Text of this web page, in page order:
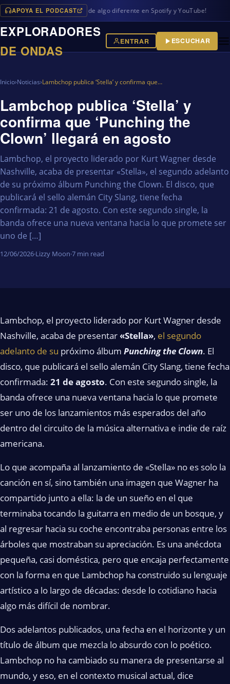
APOYA EL PODCAST
en iVoox, además de algo diferente en Spotify y YouTube!
EXPLORADORES
DE ONDAS
ENTRAR ESCUCHAR
Inicio›Noticias›Lambchop publica ‘Stella’ y confirma que…
Lambchop publica ‘Stella’ y
confirma que ‘Punching the
Clown’ llegará en agosto
Lambchop, el proyecto liderado por Kurt Wagner desde
Nashville, acaba de presentar «Stella», el segundo adelanto
de su próximo álbum Punching the Clown. El disco, que
publicará el sello alemán City Slang, tiene fecha
confirmada: 21 de agosto. Con este segundo single, la
banda ofrece una nueva ventana hacia lo que promete ser
uno de […]
12/06/2026·Lizzy Moon·7 min read
Lambchop, el proyecto liderado por Kurt Wagner desde
Nashville, acaba de presentar «Stella», el segundo
adelanto de su próximo álbum Punching the Clown. El
disco, que publicará el sello alemán City Slang, tiene fecha
confirmada: 21 de agosto. Con este segundo single, la
banda ofrece una nueva ventana hacia lo que promete
ser uno de los lanzamientos más esperados del año
dentro del circuito de la música alternativa e indie de raíz
americana.
Lo que acompaña al lanzamiento de «Stella» no es solo la
canción en sí, sino también una imagen que Wagner ha
compartido junto a ella: la de un sueño en el que
terminaba tocando la guitarra en medio de un bosque, y
al regresar hacia su coche encontraba personas entre los
árboles que mostraban su apreciación. Es una anécdota
pequeña, casi doméstica, pero que encaja perfectamente
con la forma en que Lambchop ha construido su lenguaje
artístico a lo largo de décadas: desde lo cotidiano hacia
algo más difícil de nombrar.
Dos adelantos publicados, una fecha en el horizonte y un
título de álbum que mezcla lo absurdo con lo poético.
Lambchop no ha cambiado su manera de presentarse al
mundo, y eso, en el contexto musical actual, dice